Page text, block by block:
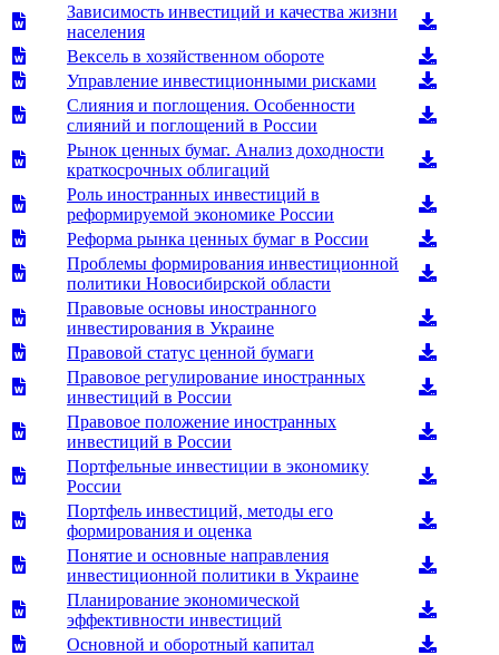
Зависимость инвестиций и качества жизни
населения
Вексель в хозяйственном обороте
Управление инвестиционными рисками
Слияния и поглощения. Особенности
слияний и поглощений в России
Рынок ценных бумаг. Анализ доходности
краткосрочных облигаций
Роль иностранных инвестиций в
реформируемой экономике России
Реформа рынка ценных бумаг в России
Проблемы формирования инвестиционной
политики Новосибирской области
Правовые основы иностранного
инвестирования в Украине
Правовой статус ценной бумаги
Правовое регулирование иностранных
инвестиций в России
Правовое положение иностранных
инвестиций в России
Портфельные инвестиции в экономику
России
Портфель инвестиций, методы его
формирования и оценка
Понятие и основные направления
инвестиционной политики в Украине
Планирование экономической
эффективности инвестиций
Основной и оборотный капитал